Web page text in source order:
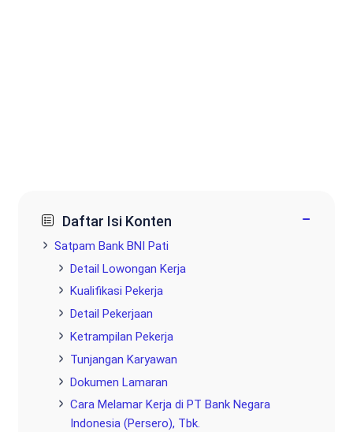
Daftar Isi Konten −
Satpam Bank BNI Pati
Detail Lowongan Kerja
Kualifikasi Pekerja
Detail Pekerjaan
Ketrampilan Pekerja
Tunjangan Karyawan
Dokumen Lamaran
Cara Melamar Kerja di PT Bank Negara
Indonesia (Persero), Tbk.